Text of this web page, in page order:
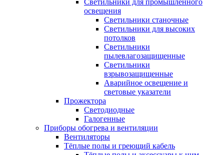
Светильники для промышленного
освещения
Светильники станочные
Светильники для высоких
потолков
Светильники
пылевлагозащищенные
Светильники
взрывозащищенные
Аварийное освещение и
световые указатели
Прожектора
Светодиодные
Галогенные
Приборы обогрева и вентиляции
Вентиляторы
Тёплые полы и греющий кабель